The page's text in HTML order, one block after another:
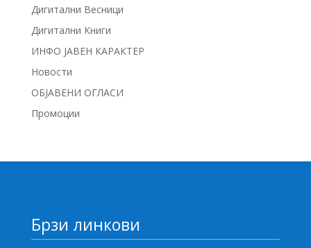
Дигитални Весници
Дигитални Книги
ИНФО ЈАВЕН КАРАКТЕР
Новости
ОБЈАВЕНИ ОГЛАСИ
Промоции
Брзи линкови